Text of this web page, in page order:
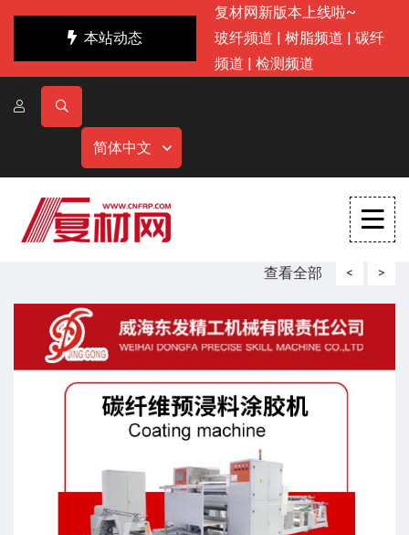
本站动态
复材网新版本上线啦~
玻纤频道 | 树脂频道 | 碳纤
频道 | 检测频道
简体中文
查看全部 < >